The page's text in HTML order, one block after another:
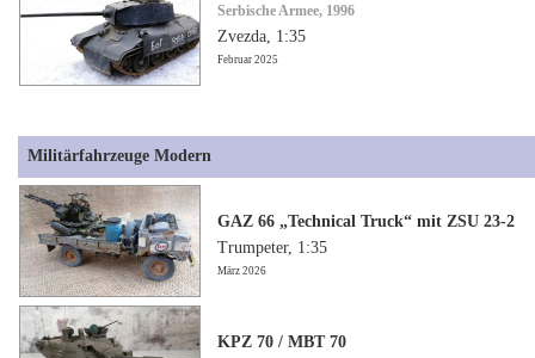
Serbische Armee, 1996
Zvezda, 1:35
Februar 2025
Militärfahrzeuge Modern
GAZ 66 „Technical Truck“ mit ZSU 23-2
Trumpeter, 1:35
März 2026
KPZ 70 / MBT 70